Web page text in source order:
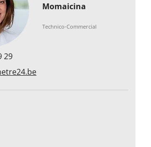
Momaicina
Technico-Commercial
29